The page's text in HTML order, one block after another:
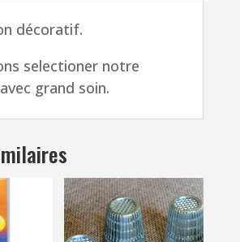
décoratif.
selectioner notre
grand soin.